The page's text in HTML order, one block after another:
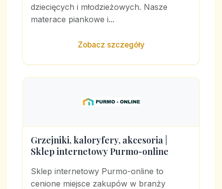
dziecięcych i młodzieżowych. Nasze
materace piankowe i...
Zobacz szczegóły
Grzejniki, kaloryfery, akcesoria |
Sklep internetowy Purmo-online
Sklep internetowy Purmo-online to
cenione miejsce zakupów w branży